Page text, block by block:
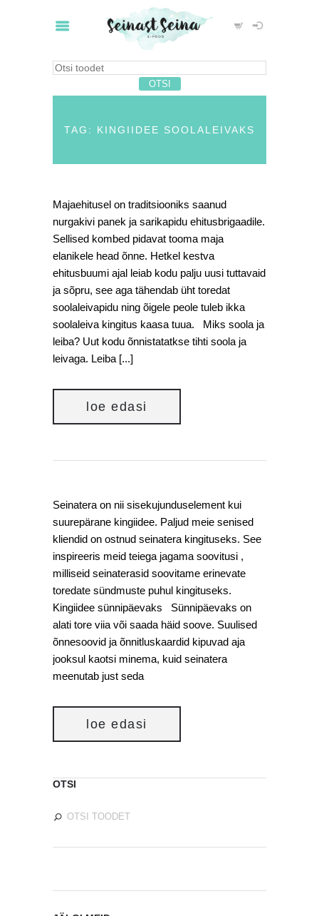
TAG: KINGIIDEE SOOLALEIVAKS
Majaehitusel on traditsiooniks saanud
nurgakivi panek ja sarikapidu ehitusbrigaadile.
Sellised kombed pidavat tooma maja
elanikele head õnne. Hetkel kestva
ehitusbuumi ajal leiab kodu palju uusi tuttavaid
ja sõpru, see aga tähendab üht toredat
soolaleivapidu ning õigele peole tuleb ikka
soolaleiva kingitus kaasa tuua. Miks soola ja
leiba? Uut kodu õnnistatatkse tihti soola ja
leivaga. Leiba [...]
loe edasi
Seinatera on nii sisekujunduselement kui
suurepärane kingiidee. Paljud meie senised
kliendid on ostnud seinatera kingituseks. See
inspireeris meid teiega jagama soovitusi ,
milliseid seinaterasid soovitame erinevate
toredate sündmuste puhul kingituseks.
Kingiidee sünnipäevaks Sünnipäevaks on
alati tore viia või saada häid soove. Suulised
õnnesoovid ja õnnitluskaardid kipuvad aja
jooksul kaotsi minema, kuid seinatera
meenutab just seda
loe edasi
OTSI